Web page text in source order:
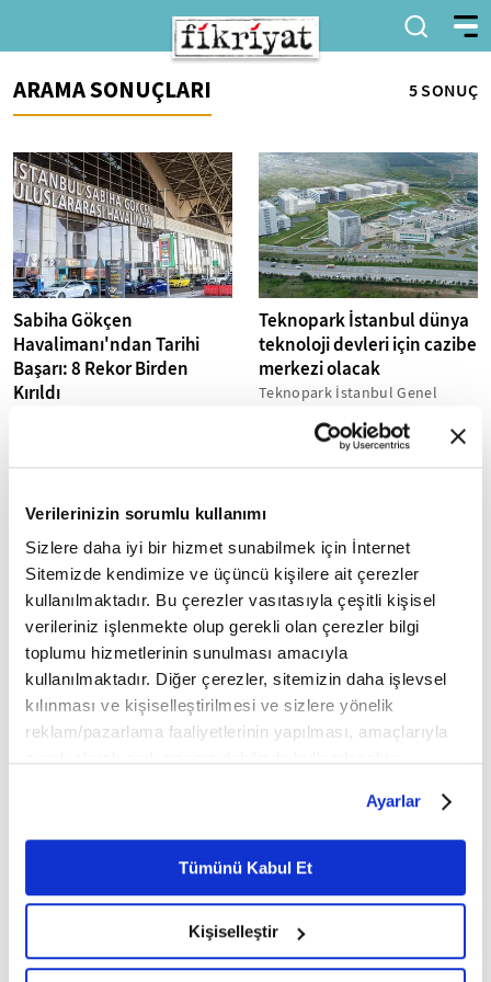
Verilerinizin sorumlu kullanımı
Sizlere daha iyi bir hizmet sunabilmek için İnternet
Sitemizde kendimize ve üçüncü kişilere ait çerezler
kullanılmaktadır. Bu çerezler vasıtasıyla çeşitli kişisel
verileriniz işlenmekte olup gerekli olan çerezler bilgi
toplumu hizmetlerinin sunulması amacıyla
kullanılmaktadır. Diğer çerezler, sitemizin daha işlevsel
kılınması ve kişiselleştirilmesi ve sizlere yönelik
reklam/pazarlama faaliyetlerinin yapılması, amaçlarıyla
belirleyebilirsiniz. Çerezlere ilişkin detaylı bilgi için
Ayarlar butonuna tıklayabilir,Çerez Bilgilendirme
Metnimizi ziyaret edebilirsiniz.
6698 sayılı Kişisel Verilerin Korunması Kanunu uyarınca
okumak ve sitemizi ziyaretiniz kapsamında
gerçekleştirilen veri işleme faaliyetleri ile ilgili daha
Ayarlar
Tümünü Kabul Et
Kişiselleştir
ARAMA SONUÇLARI 5 SONUÇ
Sabiha Gökçen
Havalimanı'ndan Tarihi
Başarı: 8 Rekor Birden
Kırıldı
Teknopark İstanbul dünya
teknoloji devleri için cazibe
merkezi olacak
Teknopark İstanbul Genel
Türkiye'nin teknolojik gelişimi
ve savunma sanayisindeki
İstanbul'daki
havalimanlarında Kurban
Bayramı yoğunluğu
Bugün İstanbul
İstanbul Havalimanı
şubatta Avrupa'nın en
yoğun havalimanı oldu
İstanbul Havalimanı, şubatta
havalimanı oldu. Avrupa Hava